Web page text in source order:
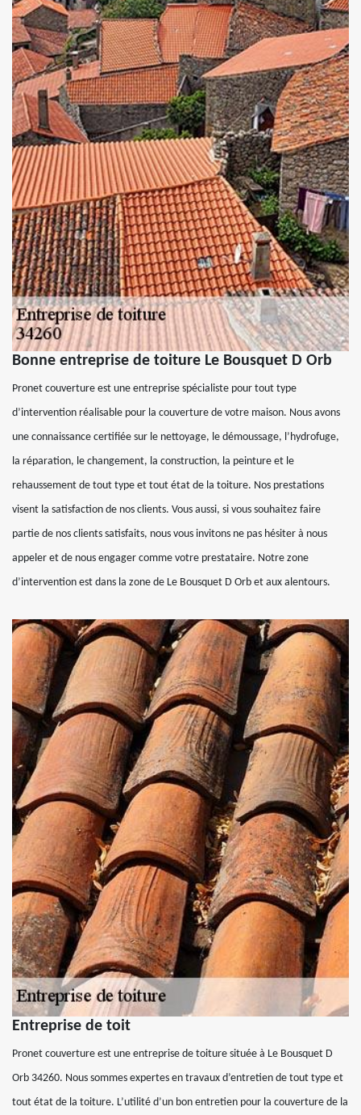
Bonne entreprise de toiture Le Bousquet D Orb
Pronet couverture est une entreprise spécialiste pour tout type
d’intervention réalisable pour la couverture de votre maison. Nous avons
une connaissance certifiée sur le nettoyage, le démoussage, l’hydrofuge,
la réparation, le changement, la construction, la peinture et le
rehaussement de tout type et tout état de la toiture. Nos prestations
visent la satisfaction de nos clients. Vous aussi, si vous souhaitez faire
partie de nos clients satisfaits, nous vous invitons ne pas hésiter à nous
appeler et de nous engager comme votre prestataire. Notre zone
d’intervention est dans la zone de Le Bousquet D Orb et aux alentours.
Entreprise de toit
Pronet couverture est une entreprise de toiture située à Le Bousquet D
Orb 34260. Nous sommes expertes en travaux d’entretien de tout type et
tout état de la toiture. L’utilité d’un bon entretien pour la couverture de la